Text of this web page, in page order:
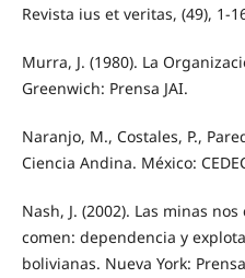
Revista ius et veritas, (49), 1-
Murra, J. (1980). La
Greenwich: Prensa JAI.
Naranjo, M., Costales, P.,
Ciencia Andina. México:
Nash, J. (2002). Las minas
comen: dependencia y
bolivianas. Nueva York: